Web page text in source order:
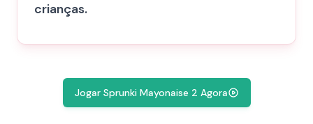
crianças.
Jogar Sprunki Mayonaise 2 Agora